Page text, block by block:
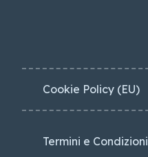
Cookie Policy (EU)
Termini e Condizioni